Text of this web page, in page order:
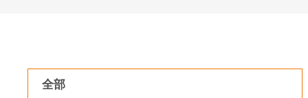
全部